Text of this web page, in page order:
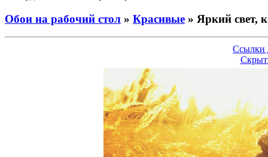
Обои на рабочий стол » Красивые » Яркий свет,
Ссылки